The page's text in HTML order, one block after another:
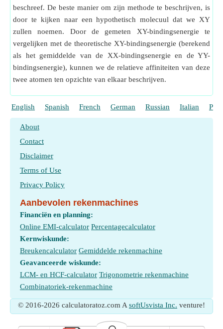
beschreef. De beste manier om zijn methode te beschrijven, is
door te kijken naar een hypothetisch molecuul dat we XY
zullen noemen. Door de gemeten XY-bindingsenergie te
vergelijken met de theoretische XY-bindingsenergie (berekend
als het gemiddelde van de XX-bindingsenergie en de YY-
bindingsenergie), kunnen we de relatieve affiniteiten van deze
twee atomen ten opzichte van elkaar beschrijven.
English Spanish French German Russian Italian
About
Contact
Disclaimer
Terms of Use
Privacy Policy
Aanbevolen rekenmachines
Financiën en planning:
Online EMI-calculator Percentagecalculator
Kernwiskunde:
Breukencalculator Gemiddelde rekenmachine
Geavanceerde wiskunde:
LCM- en HCF-calculator Trigonometrie rekenmachine
Combinatoriek-rekenmachine
© 2016-2026 calculatoratoz.com A softUsvista Inc. venture!